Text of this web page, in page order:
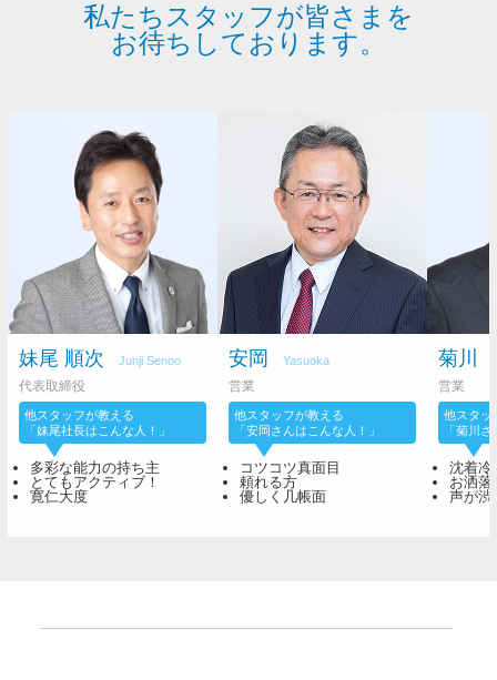
私たちスタッフが皆さまを
お待ちしております。
妹尾 順次 Junji Senoo
代表取締役
他スタッフが教える
「妹尾社長はこんな人！」
多彩な能力の持ち主
とてもアクティブ！
寛仁大度
安岡 Yasuoka
営業
他スタッフが教える
「安岡さんはこんな人！」
コツコツ真面目
頼れる方
優しく几帳面
菊川
営業
他スタッ
「菊川
沈着冷
お洒落
声が渋